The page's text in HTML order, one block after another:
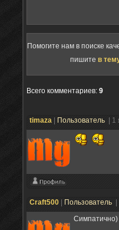
Помогите нам в поиске
пишите в
Всего комментариев: 9
timaza Пользователь |
Craft500 Пользователь
Симпатично)